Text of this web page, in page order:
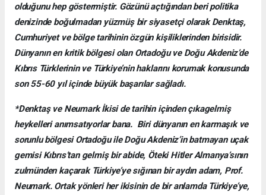
olduğunu hep göstermiştir. Gözünü açtığından beri politika
denizinde boğulmadan yüzmüş bir siyasetçi olarak Denktaş,
Cumhuriyet ve bölge tarihinin özgün kişiliklerinden birisidir.
Dünyanın en kritik bölgesi olan Ortadoğu ve Doğu Akdeniz’de
Kıbrıs Türklerinin ve Türkiye’nin haklarını korumak konusunda
son 55-60 yıl içinde büyük başarılar sağladı.
*Denktaş ve Neumark İkisi de tarihin içinden çıkagelmiş
heykelleri anımsatıyorlar bana. Biri dünyanın en karmaşık ve
sorunlu bölgesi Ortadoğu ile Doğu Akdeniz’in batmayan uçak
gemisi Kıbrıs’tan gelmiş bir abide, Öteki Hitler Almanya’sının
zulmünden kaçarak Türkiye’ye sığınan bir aydın adam, Prof.
Neumark. Ortak yönleri her ikisinin de bir anlamda Türkiye’ye,